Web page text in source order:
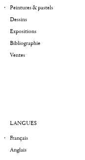
Peintures & pastels
Dessins
Expositions
Bibliographie
Ventes
LANGUES
Français
Anglais